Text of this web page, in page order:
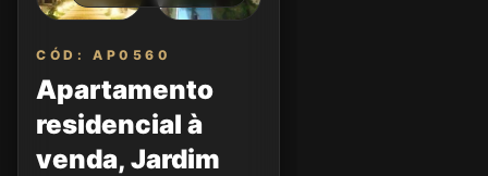
CÓD: AP0560
Apartamento
residencial à
venda, Jardim